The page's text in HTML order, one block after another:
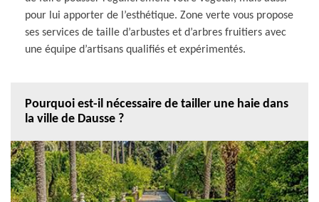
pour lui apporter de l’esthétique. Zone verte vous propose
ses services de taille d’arbustes et d’arbres fruitiers avec
une équipe d’artisans qualifiés et expérimentés.
Pourquoi est-il nécessaire de tailler une haie dans
la ville de Dausse ?